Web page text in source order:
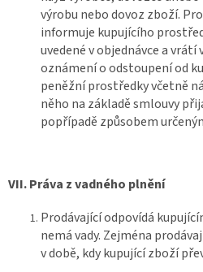
výrobu nebo dovoz zboží.
informuje kupujícího
uvedené v objednávce a vrátí
oznámení o odstoupení od
peněžní prostředky včetně
něho na základě smlouvy
popřípadě způsobem
VII.Práva z vadného plnění
Prodávající odpovídá
nemá vady. Zejména
v době, kdy kupující zboží